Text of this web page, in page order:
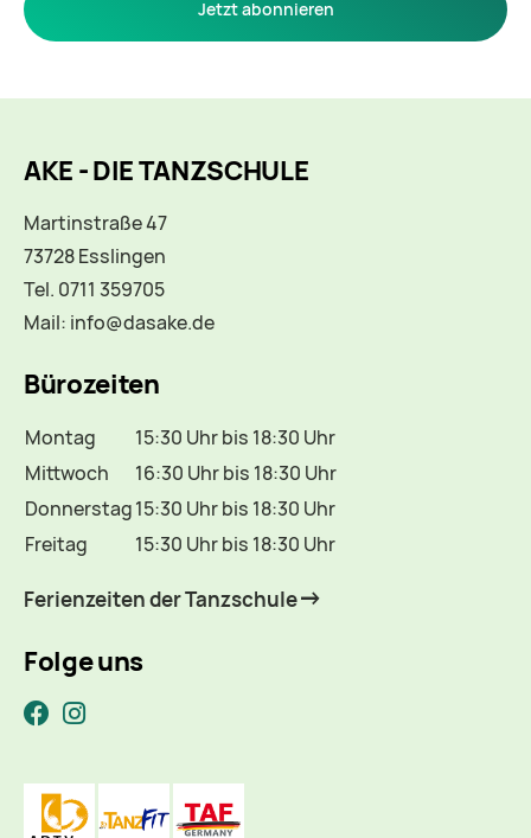
Jetzt abonnieren
AKE - DIE TANZSCHULE
Martinstraße 47
73728 Esslingen
Tel. 0711 359705
Mail: info@dasake.de
Bürozeiten
Montag
15:30 Uhr bis 18:30 Uhr
Mittwoch
16:30 Uhr bis 18:30 Uhr
Donnerstag15:30 Uhr bis 18:30 Uhr
Freitag
15:30 Uhr bis 18:30 Uhr
Ferienzeiten der Tanzschule
Folge uns